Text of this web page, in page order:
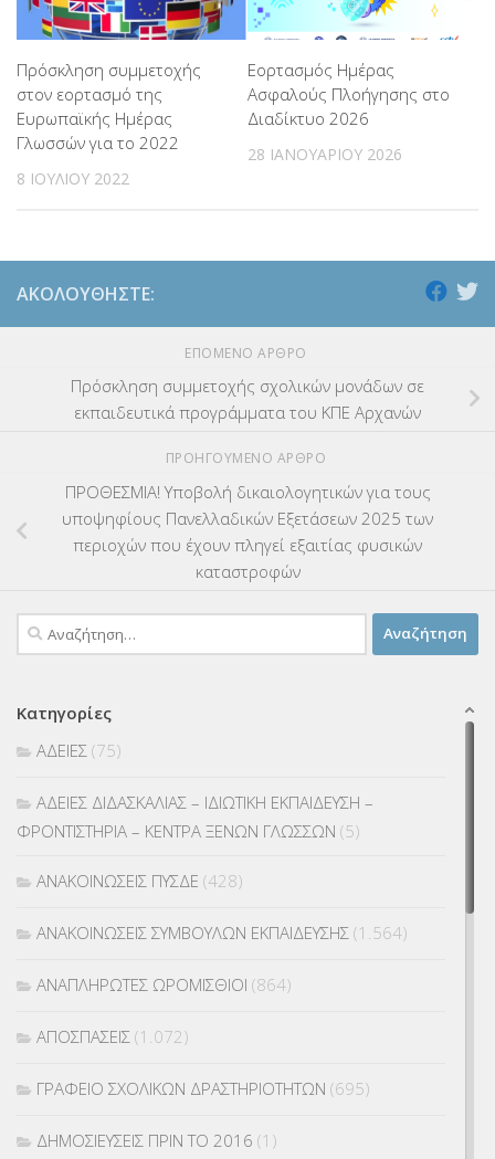
Πρόσκληση συμμετοχής
στον εορτασμό της
Ευρωπαϊκής Ημέρας
Γλωσσών για το 2022
8 ΙΟΥΛΊΟΥ 2022
Εορτασμός Ημέρας
Ασφαλούς Πλοήγησης στο
Διαδίκτυο 2026
28 ΙΑΝΟΥΑΡΊΟΥ 2026
ΑΚΟΛΟΥΘΉΣΤΕ:
ΕΠΌΜΕΝΟ ΆΡΘΡΟ
Πρόσκληση συμμετοχής σχολικών μονάδων σε
εκπαιδευτικά προγράμματα του ΚΠΕ Αρχανών
ΠΡΟΗΓΟΎΜΕΝΟ ΆΡΘΡΟ
ΠΡΟΘΕΣΜΙΑ! Υποβολή δικαιολογητικών για τους
υποψηφίους Πανελλαδικών Εξετάσεων 2025 των
περιοχών που έχουν πληγεί εξαιτίας φυσικών
καταστροφών
Αναζήτηση
για:
Κατηγορίες
ΑΔΕΙΕΣ (75)
ΑΔΕΙΕΣ ΔΙΔΑΣΚΑΛΙΑΣ – ΙΔΙΩΤΙΚΗ ΕΚΠΑΙΔΕΥΣΗ –
ΦΡΟΝΤΙΣΤΗΡΙΑ – ΚΕΝΤΡΑ ΞΕΝΩΝ ΓΛΩΣΣΩΝ (5)
ΑΝΑΚΟΙΝΩΣΕΙΣ ΠΥΣΔΕ (428)
ΑΝΑΚΟΙΝΩΣΕΙΣ ΣΥΜΒΟΥΛΩΝ ΕΚΠΑΙΔΕΥΣΗΣ (1.564)
ΑΝΑΠΛΗΡΩΤΕΣ ΩΡΟΜΙΣΘΙΟΙ (864)
ΑΠΟΣΠΑΣΕΙΣ (1.072)
ΓΡΑΦΕΙΟ ΣΧΟΛΙΚΩΝ ΔΡΑΣΤΗΡΙΟΤΗΤΩΝ (695)
ΔΗΜΟΣΙΕΥΣΕΙΣ ΠΡΙΝ ΤΟ 2016 (1)